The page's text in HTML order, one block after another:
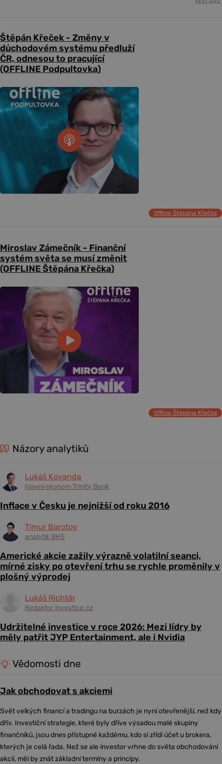
REKLAMA
Štěpán Křeček - Změny v
důchodovém systému předluží
ČR, odnesou to pracující
(OFFLINE Podpultovka)
Offline Štěpána Křečka
Miroslav Zámečník - Finanční
systém světa se musí změnit
(OFFLINE Štěpána Křečka)
Offline Štěpána Křečka
Názory analytiků
Lukáš Kovanda
hlavní ekonom Trinity Bank
Inflace v Česku je nejnižší od roku 2016
Timur Barotov
analytik BHS
Americké akcie zažily výrazně volatilní seanci,
mírné zisky po otevření trhu se rychle proměnily v
plošný výprodej
Lukáš Richtár
Redaktor investice.cz
Udržitelné investice v roce 2026: Mezi lídry by
měly patřit JYP Entertainment, ale i Nvidia
Vědomosti dne
Jak obchodovat s akciemi
Svět velkých financí a tradingu na burzách je nyní otevřenější, než kdy
dřív. Investiční strategie, které byly dříve výsadou malé skupiny
finančníků, jsou dnes přístupné každému, kdo si zřídí účet u brokera,
kterých je celá řada. Než se ale investor vrhne do světa obchodování
akcií, měl by znát základní termíny a principy.